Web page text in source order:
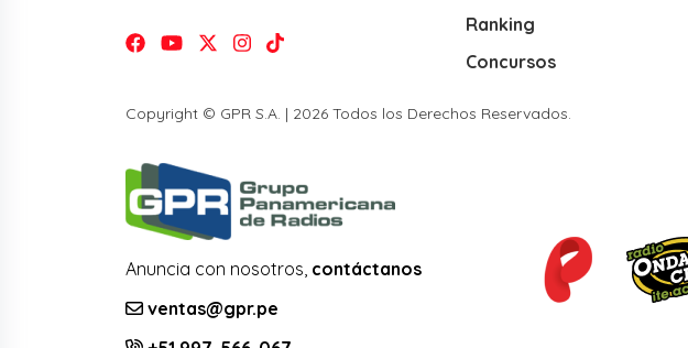
Ranking
Concursos
Copyright © GPR S.A. | 2026 Todos los Derechos Reservados.
Anuncia con nosotros, contáctanos
ventas@gpr.pe